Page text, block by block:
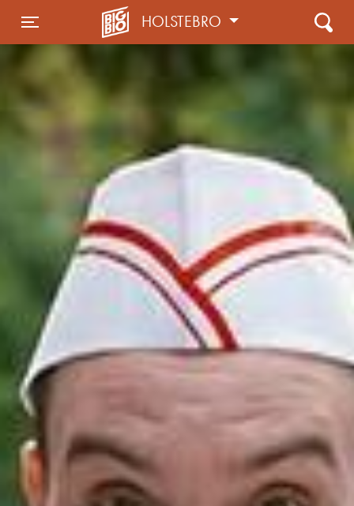
Toggle navigation
HOLSTEBRO